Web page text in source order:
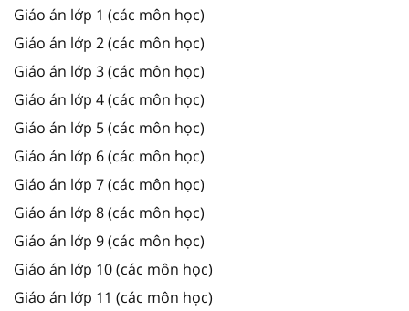
Giáo án lớp 1 (các môn học)
Giáo án lớp 2 (các môn học)
Giáo án lớp 3 (các môn học)
Giáo án lớp 4 (các môn học)
Giáo án lớp 5 (các môn học)
Giáo án lớp 6 (các môn học)
Giáo án lớp 7 (các môn học)
Giáo án lớp 8 (các môn học)
Giáo án lớp 9 (các môn học)
Giáo án lớp 10 (các môn học)
Giáo án lớp 11 (các môn học)